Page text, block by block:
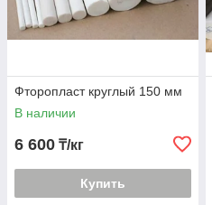
Фторопласт круглый 150 мм
В наличии
6 600 ₸/кг
Купить